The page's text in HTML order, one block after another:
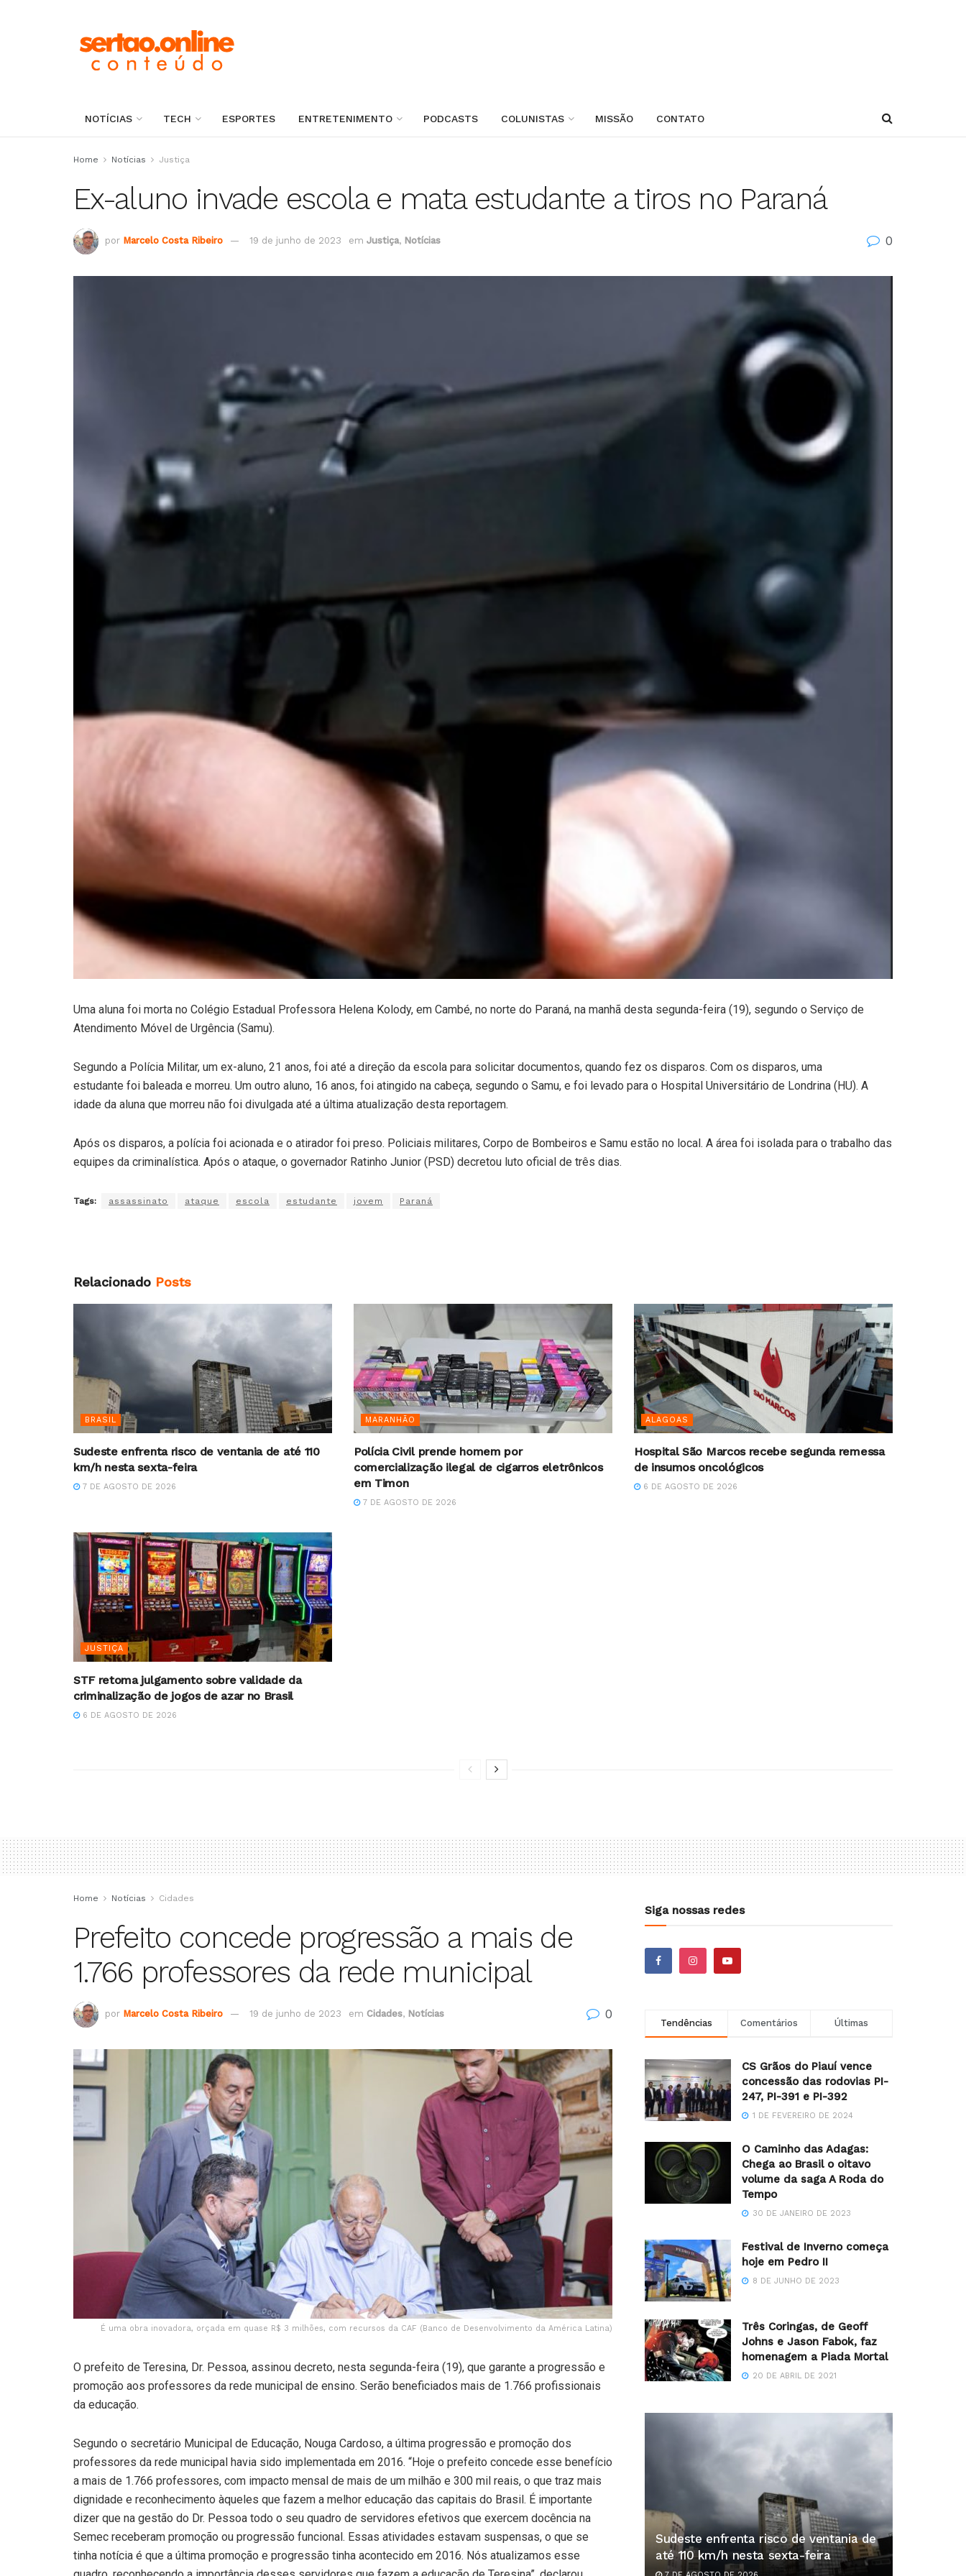
NOTÍCIAS TECH ESPORTES ENTRETENIMENTO PODCASTS COLUNISTAS MISSÃO CONTATO
Home Notícias Justiça
Ex-aluno invade escola e mata estudante a tiros no Paraná
por Marcelo Costa Ribeiro 19 de junho de 2023 em Justiça, Notícias 0
Uma aluna foi morta no Colégio Estadual Professora Helena Kolody, em Cambé, no norte do Paraná, na manhã desta segunda-feira (19), segundo o Serviço de
Atendimento Móvel de Urgência (Samu).
Segundo a Polícia Militar, um ex-aluno, 21 anos, foi até a direção da escola para solicitar documentos, quando fez os disparos. Com os disparos, uma
estudante foi baleada e morreu. Um outro aluno, 16 anos, foi atingido na cabeça, segundo o Samu, e foi levado para o Hospital Universitário de Londrina (HU). A
idade da aluna que morreu não foi divulgada até a última atualização desta reportagem.
Após os disparos, a polícia foi acionada e o atirador foi preso. Policiais militares, Corpo de Bombeiros e Samu estão no local. A área foi isolada para o trabalho das
equipes da criminalística. Após o ataque, o governador Ratinho Junior (PSD) decretou luto oficial de três dias.
Tags: assassinato ataque escola estudante jovem Paraná
Relacionado Posts
BRASIL
Sudeste enfrenta risco de ventania de até 110
km/h nesta sexta-feira
7 DE AGOSTO DE 2026
MARANHÃO
Polícia Civil prende homem por
comercialização ilegal de cigarros eletrônicos
em Timon
7 DE AGOSTO DE 2026
ALAGOAS
Hospital São Marcos recebe segunda remessa
de insumos oncológicos
6 DE AGOSTO DE 2026
JUSTIÇA
STF retoma julgamento sobre validade da
criminalização de jogos de azar no Brasil
6 DE AGOSTO DE 2026
Home Notícias Cidades
Prefeito concede progressão a mais de
1.766 professores da rede municipal
por Marcelo Costa Ribeiro 19 de junho de 2023 em Cidades, Notícias 0
É uma obra inovadora, orçada em quase R$ 3 milhões, com recursos da CAF (Banco de Desenvolvimento da América Latina)
O prefeito de Teresina, Dr. Pessoa, assinou decreto, nesta segunda-feira (19), que garante a progressão e
promoção aos professores da rede municipal de ensino. Serão beneficiados mais de 1.766 profissionais
da educação.
Segundo o secretário Municipal de Educação, Nouga Cardoso, a última progressão e promoção dos
professores da rede municipal havia sido implementada em 2016. “Hoje o prefeito concede esse benefício
a mais de 1.766 professores, com impacto mensal de mais de um milhão e 300 mil reais, o que traz mais
dignidade e reconhecimento àqueles que fazem a melhor educação das capitais do Brasil. É importante
dizer que na gestão do Dr. Pessoa todo o seu quadro de servidores efetivos que exercem docência na
Semec receberam promoção ou progressão funcional. Essas atividades estavam suspensas, o que se
tinha notícia é que a última promoção e progressão tinha acontecido em 2016. Nós atualizamos esse
Siga nossas redes
Tendências Comentários Últimas
CS Grãos do Piauí vence
concessão das rodovias PI-
247, PI-391 e PI-392
1 DE FEVEREIRO DE 2024
O Caminho das Adagas:
Chega ao Brasil o oitavo
volume da saga A Roda do
Tempo
30 DE JANEIRO DE 2023
Festival de Inverno começa
hoje em Pedro II
8 DE JUNHO DE 2023
Três Coringas, de Geoff
Johns e Jason Fabok, faz
homenagem a Piada Mortal
20 DE ABRIL DE 2021
Sudeste enfrenta risco de ventania de
até 110 km/h nesta sexta-feira